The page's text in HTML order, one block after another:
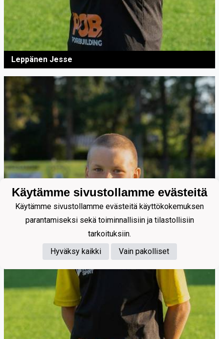
Leppänen Jesse
Käytämme sivustollamme evästeitä
Käytämme sivustollamme evästeitä käyttökokemuksen
parantamiseksi sekä toiminnallisiin ja tilastollisiin
tarkoituksiin.
Hyväksy kaikki
Vain pakolliset